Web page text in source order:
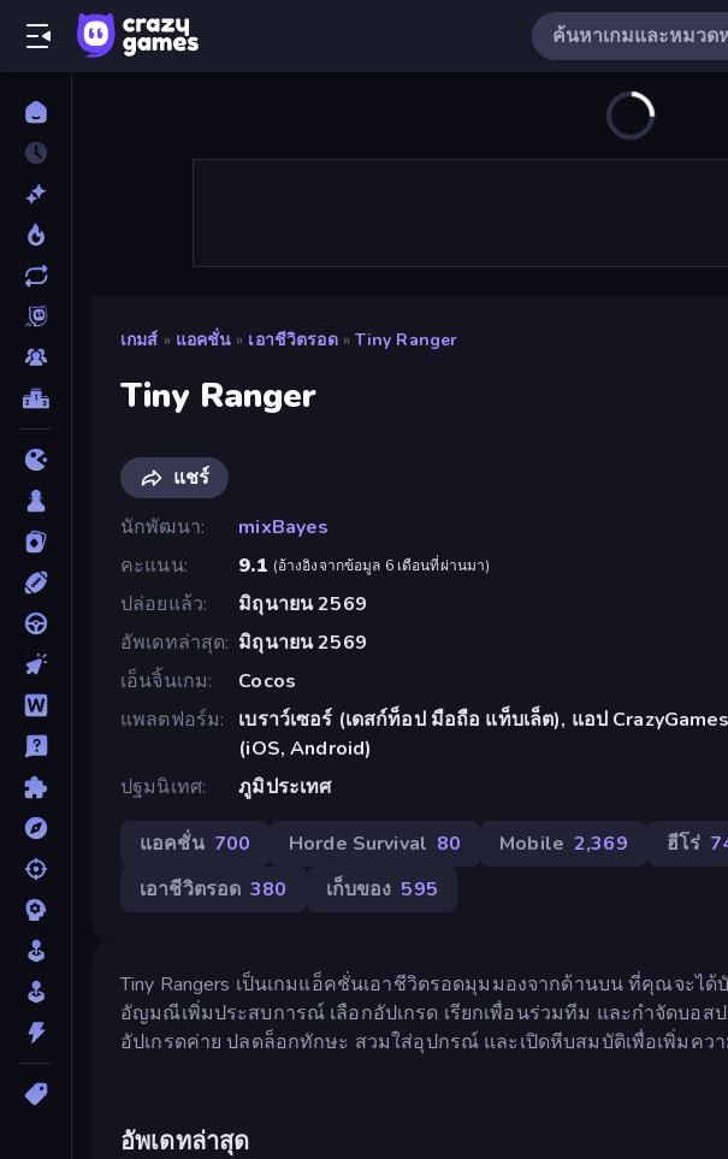
เกมส์ » แอคชั่น » เอาชีวิตรอด » Tiny Ranger
Tiny Ranger
แชร์
นักพัฒนา
mixBayes
คะแนน
9.1 (อ้างอิงจากข้อมูล 6 เดือนที่ผ่านมา)
ปล่อยแล้ว
มิถุนายน 2569
อัพเดทล่าสุด มิถุนายน 2569
เอ็นจิ้นเกม
Cocos
แพลตฟอร์ม
เบราว์เซอร์ (เดสก์ท็อป มือถือ แท็บเล็ต), แอป CrazyGames
(iOS, Android)
ปฐมนิเทศ
ภูมิประเทศ
แอคชั่น 700 Horde Survival 80 Mobile 2,369 ฮีโร่
เอาชีวิตรอด 380 เก็บของ 595
Tiny Rangers เป็นเกมแอ็คชั่นเอาชีวิตรอดมุมมองจากด้านบน ที่คุณจะไ
อัญมณีเพิ่มประสบการณ์ เลือกอัปเกรด เรียกเพื่อนร่วมทีม และกำจัดบอส
อัปเกรดค่าย ปลดล็อกทักษะ สวมใส่อุปกรณ์ และเปิดหีบสมบัติเพื่อเพิ่มค
อัพเดทล่าสุด